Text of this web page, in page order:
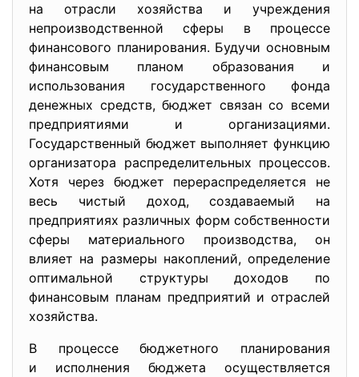
на отрасли хозяйства и учреждения
непроизводственной сферы в процессе
финансового планирования. Будучи основным
финансовым планом образования и
использования государственного фонда
денежных средств, бюджет связан со всеми
предприятиями и организациями.
Государственный бюджет выполняет функцию
организатора распределительных процессов.
Хотя через бюджет перераспределяется не
весь чистый доход, создаваемый на
предприятиях различных форм собственности
сферы материального производства, он
влияет на размеры накоплений, определение
оптимальной структуры доходов по
финансовым планам предприятий и отраслей
хозяйства.
В процессе бюджетного планирования
и исполнения бюджета осуществляется